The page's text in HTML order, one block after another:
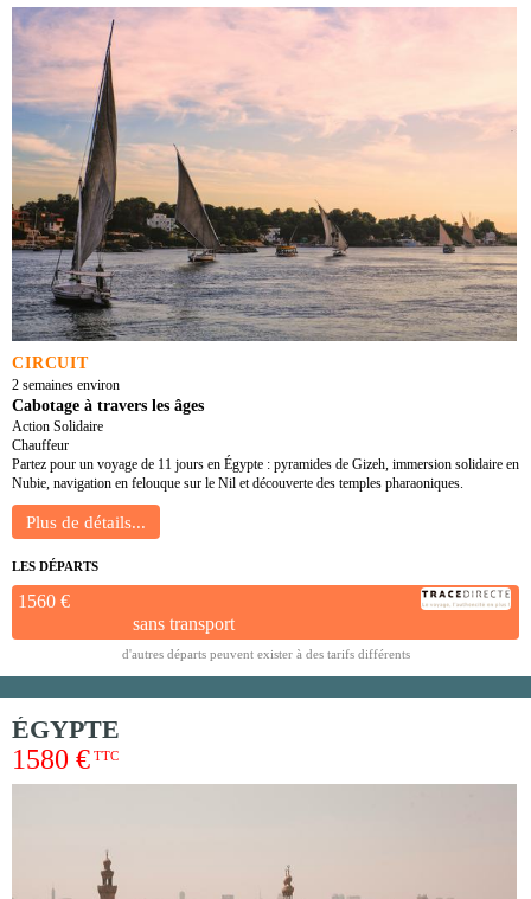
CIRCUIT
2 semaines environ
Cabotage à travers les âges
Action Solidaire
Chauffeur
Partez pour un voyage de 11 jours en Égypte : pyramides de Gizeh, immersion solidaire en
Nubie, navigation en felouque sur le Nil et découverte des temples pharaoniques.
LES DÉPARTS
1560 €
sans transport
d'autres départs peuvent exister à des tarifs différents
ÉGYPTE
1580 € TTC